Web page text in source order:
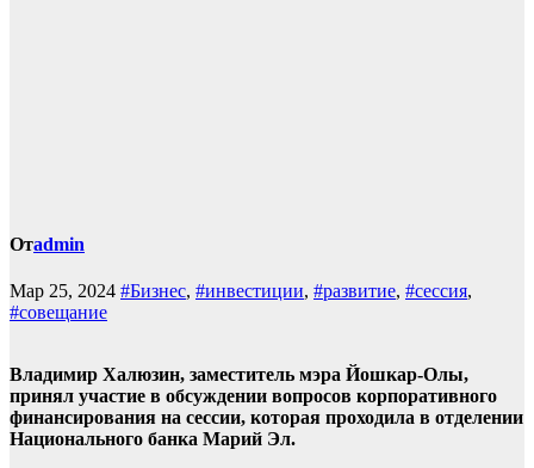
Отadmin
Мар 25, 2024 #Бизнес, #инвестиции, #развитие, #сессия,
#совещание
Владимир Халюзин, заместитель мэра Йошкар-Олы,
принял участие в обсуждении вопросов корпоративного
финансирования на сессии, которая проходила в отделении
Национального банка Марий Эл.